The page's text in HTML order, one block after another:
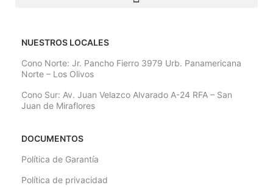
NUESTROS LOCALES
Cono Norte: Jr. Pancho Fierro 3979 Urb. Panamericana
Norte – Los Olivos
Cono Sur: Av. Juan Velazco Alvarado A-24 RFA – San
Juan de Miraflores
DOCUMENTOS
Política de Garantía
Política de privacidad